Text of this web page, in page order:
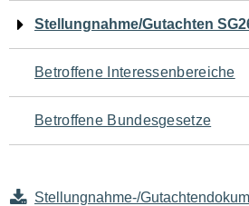
Navigation
für
den
Seiteninhalt
Stellungnahme/Gutachten
Betroffene Interessenbereiche
Betroffene Bundesgesetze
Stellungnahme-/